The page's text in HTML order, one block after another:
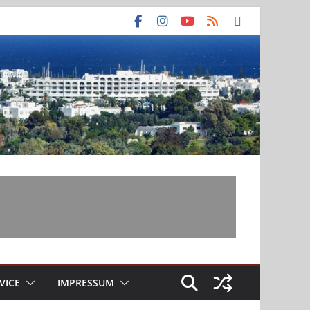
IMPRESSUM